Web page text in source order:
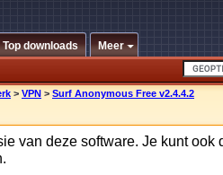
Top downloads Meer
> VPN > Surf Anonymous Free v2.4.4.2
van deze software. Je kunt ook